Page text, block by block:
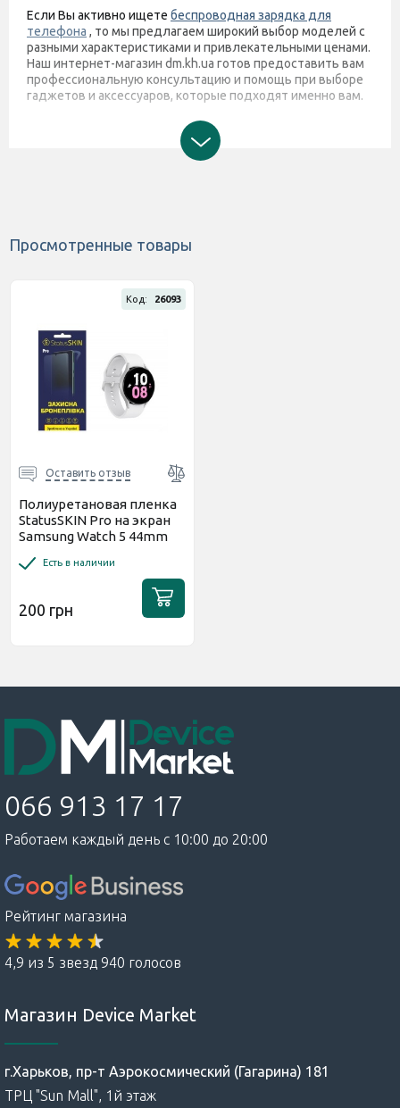
Если Вы активно ищете беспроводная зарядка для
телефона , то мы предлагаем широкий выбор моделей с
разными характеристиками и привлекательными ценами.
Наш интернет-магазин dm.kh.ua готов предоставить вам
профессиональную консультацию и помощь при выборе
гаджетов и аксессуаров, которые подходят именно вам.
Просмотренные товары
Код: 26093
Оставить отзыв
Полиуретановая пленка
StatusSKIN Pro на экран
Samsung Watch 5 44mm
Есть в наличии
200 грн
066 913 17 17
Работаем каждый день с 10:00 до 20:00
Рейтинг магазина
4,9 из 5 звезд 940 голосов
Магазин Device Market
г.Харьков, пр-т Аэрокосмический (Гагарина) 181
ТРЦ "Sun Mall", 1й этаж